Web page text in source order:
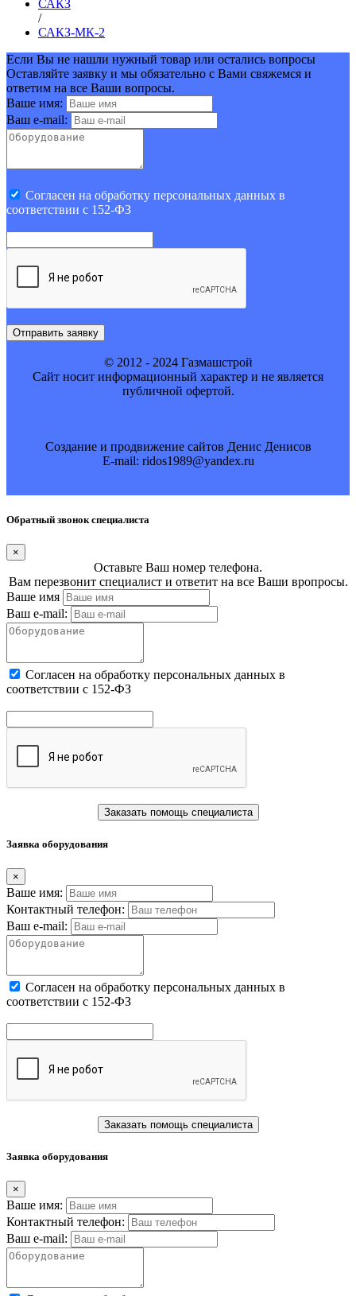
САКЗ
/
САКЗ-МК-2
Если Вы не нашли нужный товар или остались вопросы
Оставляйте заявку и мы обязательно с Вами свяжемся и
ответим на все Ваши вопросы.
Ваше имя:
Ваш e-mail:
Cогласен на обработку персональных данных в
соответствии с 152-ФЗ
Отправить заявку
© 2012 - 2024 Газмашстрой
Cайт носит информационный характер и не является
публичной офертой.
Создание и продвижение сайтов Денис Денисов
E-mail: ridos1989@yandex.ru
Обратный звонок специалиста
×
Оставьте Ваш номер телефона.
Вам перезвонит специалист и ответит на все Ваши вропросы.
Ваше имя
Ваш e-mail:
Cогласен на обработку персональных данных в
соответствии с 152-ФЗ
Заказать помощь специалиста
Заявка оборудования
×
Ваше имя:
Контактный телефон:
Ваш e-mail:
Cогласен на обработку персональных данных в
соответствии с 152-ФЗ
Заказать помощь специалиста
Заявка оборудования
×
Ваше имя:
Контактный телефон:
Ваш e-mail: